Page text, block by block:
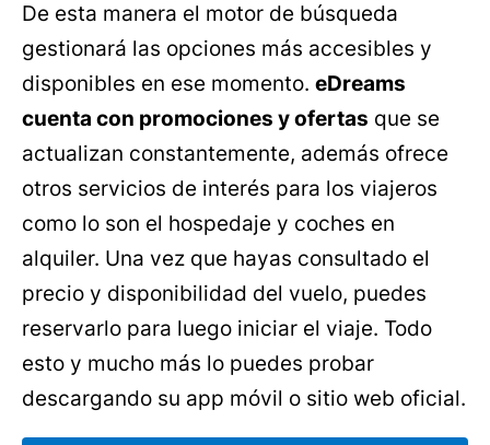
De esta manera el motor de búsqueda
gestionará las opciones más accesibles y
disponibles en ese momento. eDreams
cuenta con promociones y ofertas que se
actualizan constantemente, además ofrece
otros servicios de interés para los viajeros
como lo son el hospedaje y coches en
alquiler. Una vez que hayas consultado el
precio y disponibilidad del vuelo, puedes
reservarlo para luego iniciar el viaje. Todo
esto y mucho más lo puedes probar
descargando su app móvil o sitio web oficial.